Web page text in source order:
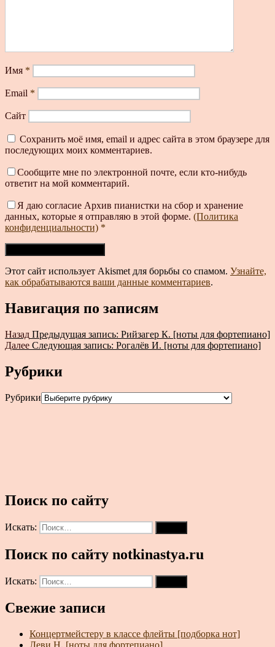
Имя *
Email *
Сайт
Сохранить моё имя, email и адрес сайта в этом браузере для
последующих моих комментариев.
Сообщите мне по электронной почте, если кто-нибудь
ответит на мой комментарий.
Я даю согласие Архив пианистки на сбор и хранение
данных, которые я отправляю в этой форме. (Политика
конфиденциальности) *
Этот сайт использует Akismet для борьбы со спамом. Узнайте,
как обрабатываются ваши данные комментариев.
Навигация по записям
Назад Предыдущая запись: Рийзагер К. [ноты для фортепиано]
Далее Следующая запись: Рогалёв И. [ноты для фортепиано]
Рубрики
Рубрики
Поиск по сайту
Искать:
Поиск по сайту notkinastya.ru
Искать:
Свежие записи
Концертмейстеру в классе флейты [подборка нот]